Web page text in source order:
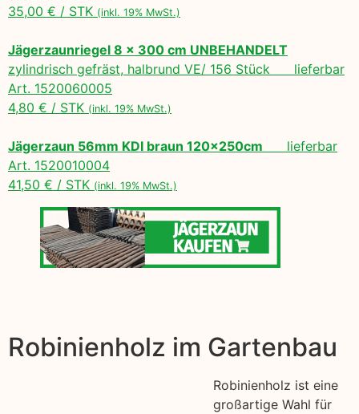
35,00 € / STK (inkl. 19% MwSt.)
Jägerzaunriegel 8 x 300 cm UNBEHANDELT
zylindrisch gefräst, halbrund VE/ 156 Stück lieferbar
Art. 1520060005
4,80 € / STK (inkl. 19% MwSt.)
Jägerzaun 56mm KDI braun 120x250cm lieferbar
Art. 1520010004
41,50 € / STK (inkl. 19% MwSt.)
Robinienholz im Gartenbau
Robinienholz ist eine
großartige Wahl für